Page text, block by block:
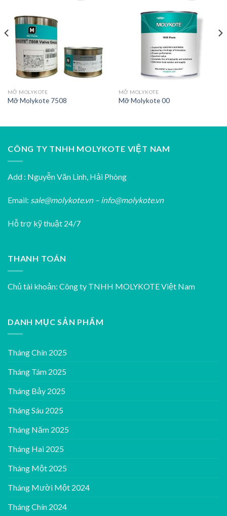
MỠ MOLYKOTE
Mỡ Molykote 7508
MỠ MOLYKOTE
Mỡ Molykote 00
CÔNG TY TNHH MOLYKOTE VIỆT NAM
Add : Nguyễn Văn Linh, Hải Phòng
Email: sale@molykote.vn – info@molykote.vn
Hỗ trợ kỹ thuật 24/7
THANH TOÁN
Chủ tài khoản: Công ty TNHH MOLYKOTE Việt Nam
DANH MỤC SẢN PHẨM
Tháng Chín 2025
Tháng Tám 2025
Tháng Bảy 2025
Tháng Sáu 2025
Tháng Năm 2025
Tháng Hai 2025
Tháng Một 2025
Tháng Mười Một 2024
Tháng Chín 2024